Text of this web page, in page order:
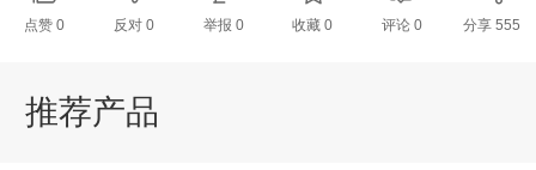
点赞0 反对 0 举报 0 收藏 0 评论 0 分享 555
推荐产品